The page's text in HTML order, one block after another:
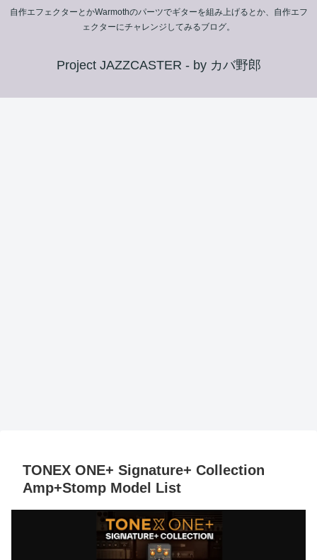
自作エフェクターとかWarmothのパーツでギターを組み上げるとか、自作エフ
ェクターにチャレンジしてみるブログ。
Project JAZZCASTER - by カバ野郎
TONEX ONE+ Signature+ Collection
Amp+Stomp Model List